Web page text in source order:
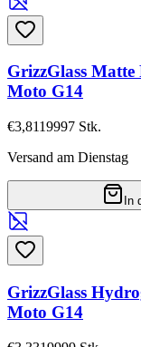
GrizzGlass
Moto G14
€3,8119997 Stk.
Versand am Dienstag
In
GrizzGlass
Moto G14